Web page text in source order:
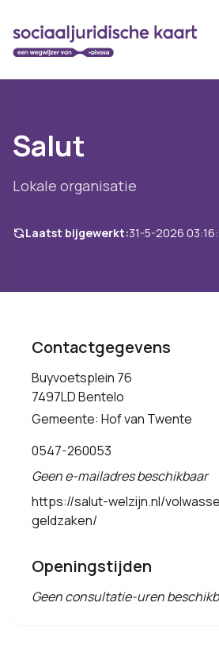
Salut
Lokale organisatie
Laatst bijgewerkt:31-5-2026
Contactgegevens
Buyvoetsplein 76
7497LD Bentelo
Gemeente: Hof van Twente
0547-260053
Geen e-mailadres beschikbaar
https://salut-welzijn.nl/
geldzaken/
Openingstijden
Geen consultatie-uren